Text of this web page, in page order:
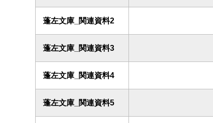
蓬左文庫_関連資料2
蓬左文庫_関連資料3
蓬左文庫_関連資料4
蓬左文庫_関連資料5